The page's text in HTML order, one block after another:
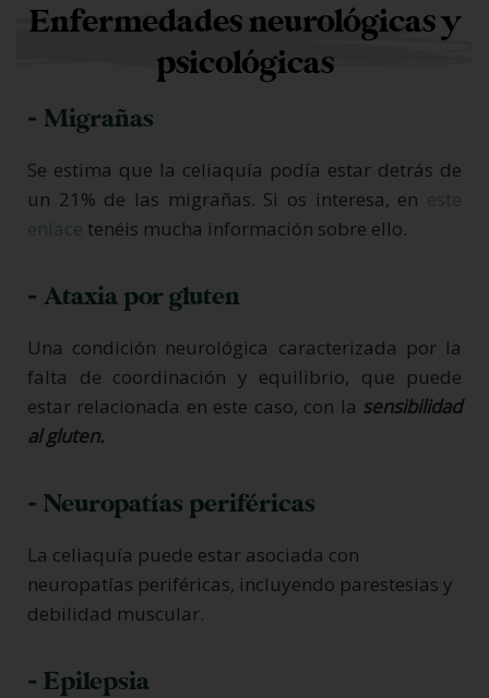
Enfermedades neurológicas y
psicológicas
- Migrañas
Se estima que la celiaquía podía estar detrás de
un 21% de las migrañas. Si os interesa, en este
enlace tenéis mucha información sobre ello.
- Ataxia por gluten
Una condición neurológica caracterizada por la
falta de coordinación y equilibrio, que puede
estar relacionada en este caso, con la sensibilidad
al gluten.
- Neuropatías periféricas
La celiaquía puede estar asociada con
neuropatías periféricas, incluyendo parestesias y
debilidad muscular.
- Epilepsia